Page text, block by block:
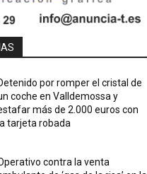
por romper el cristal de
coche en Valldemossa y
más de 2.000 euros con
la tarjeta robada
contra la venta